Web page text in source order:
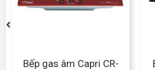
Bếp gas âm Capri CR-